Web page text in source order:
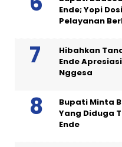
Ende; Yopi
Pelayanan
Hibahkan
Ende
Nggesa
Bupati Minta
Yang Diduga
Ende